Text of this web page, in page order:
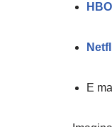
HBO
E